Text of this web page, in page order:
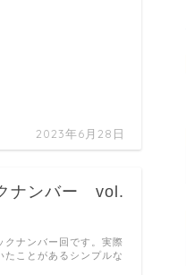
2023年6月28日
ナンバー vol.
クナンバー回です。実際
たことがあるシンプルな